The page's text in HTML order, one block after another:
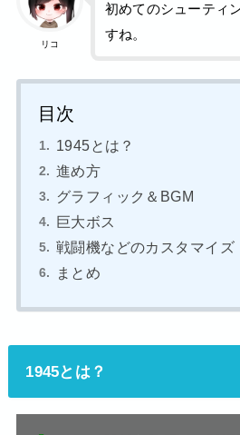
リコ
初めてのシューティ
すね。
目次
1945とは？
進め方
グラフィック＆BGM
巨大ボス
戦闘機などのカスタマイズ
まとめ
1945とは？